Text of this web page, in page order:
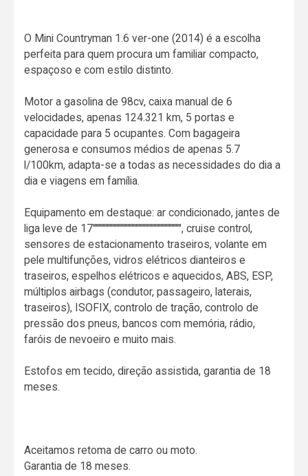
O Mini Countryman 1.6 ver-one (2014) é a escolha
perfeita para quem procura um familiar compacto,
espaçoso e com estilo distinto.
Motor a gasolina de 98cv, caixa manual de 6
velocidades, apenas 124.321 km, 5 portas e
capacidade para 5 ocupantes. Com bagageira
generosa e consumos médios de apenas 5.7
l/100km, adapta-se a todas as necessidades do dia a
dia e viagens em família.
Equipamento em destaque: ar condicionado, jantes de
liga leve de 17'''''''''''''''''''''''''''''''''''''''''''''''''''''''''''''''', cruise control,
sensores de estacionamento traseiros, volante em
pele multifunções, vidros elétricos dianteiros e
traseiros, espelhos elétricos e aquecidos, ABS, ESP,
múltiplos airbags (condutor, passageiro, laterais,
traseiros), ISOFIX, controlo de tração, controlo de
pressão dos pneus, bancos com memória, rádio,
faróis de nevoeiro e muito mais.
Estofos em tecido, direção assistida, garantia de 18
meses.
Aceitamos retoma de carro ou moto.
Garantia de 18 meses.